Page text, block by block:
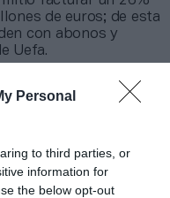
Personal
to third parties, or
information for
the below opt-out
de euros; de esta
con abonos y
Uefa.
masculino también
de Groupama por
de euros. De los 6,8
hay 4,7 millones
Arena y los equipos